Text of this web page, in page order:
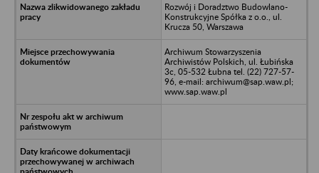
Rozwój i Doradztwo Budowlano-
Konstrukcyjne Spółka z o.o., ul.
Krucza 50, Warszawa
Archiwum Stowarzyszenia
Archiwistów Polskich, ul. Łubińska
3c, 05-532 Łubna tel. (22) 727-57-
96, e-mail: archiwum@sap.waw.pl;
www.sap.waw.pl